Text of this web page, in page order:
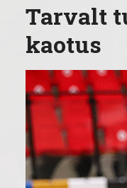
Tarvalt
kaotus